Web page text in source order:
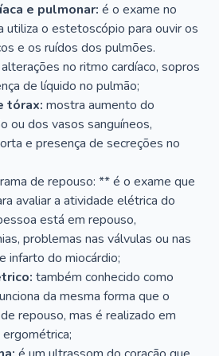
e pulmonar: é o exame no
utiliza o estetoscópio para ouvir os
e os ruídos dos pulmões.
no ritmo cardíaco, sopros
de líquido no pulmão;
tórax: mostra aumento do
ou dos vasos sanguíneos,
e presença de secreções no
de repouso: ** é o exame que
avaliar a atividade elétrica do
está em repouso,
problemas nas válvulas ou nas
infarto do miocárdio;
também conhecido como
da mesma forma que o
repouso, mas é realizado em